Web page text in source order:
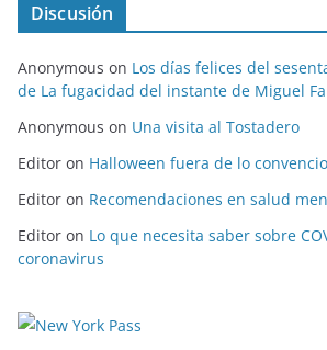
Discusión
Anonymous on Los días felices del
de La fugacidad del instante de Miguel
Anonymous on Una visita al Tostadero
Editor on Halloween fuera de lo
Editor on Recomendaciones en salud
Editor on Lo que necesita saber sobre
coronavirus